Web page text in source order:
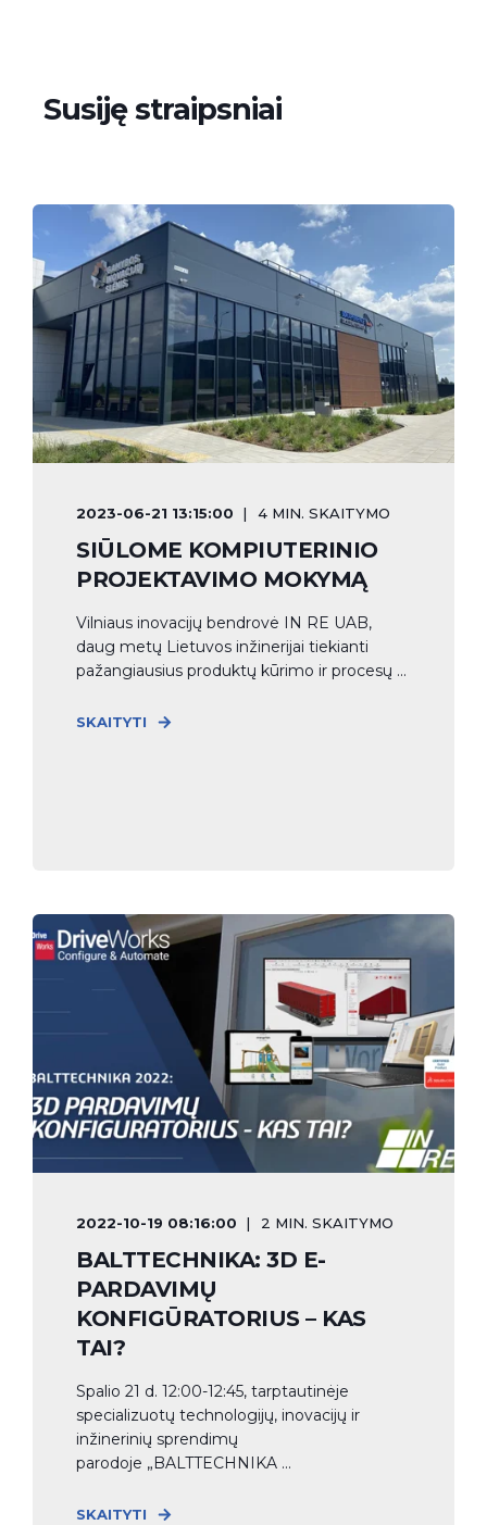
Susiję straipsniai
2023-06-21 13:15:00 4 MIN. SKAITYMO
SIŪLOME KOMPIUTERINIO
PROJEKTAVIMO MOKYMĄ
Vilniaus inovacijų bendrovė IN RE UAB,
daug metų Lietuvos inžinerijai tiekianti
pažangiausius produktų kūrimo ir procesų ...
SKAITYTI
2022-10-19 08:16:00 2 MIN. SKAITYMO
BALTTECHNIKA: 3D E-
PARDAVIMŲ
KONFIGŪRATORIUS – KAS
TAI?
Spalio 21 d. 12:00-12:45, tarptautinėje
specializuotų technologijų, inovacijų ir
inžinerinių sprendimų
parodoje „BALTTECHNIKA ...
SKAITYTI